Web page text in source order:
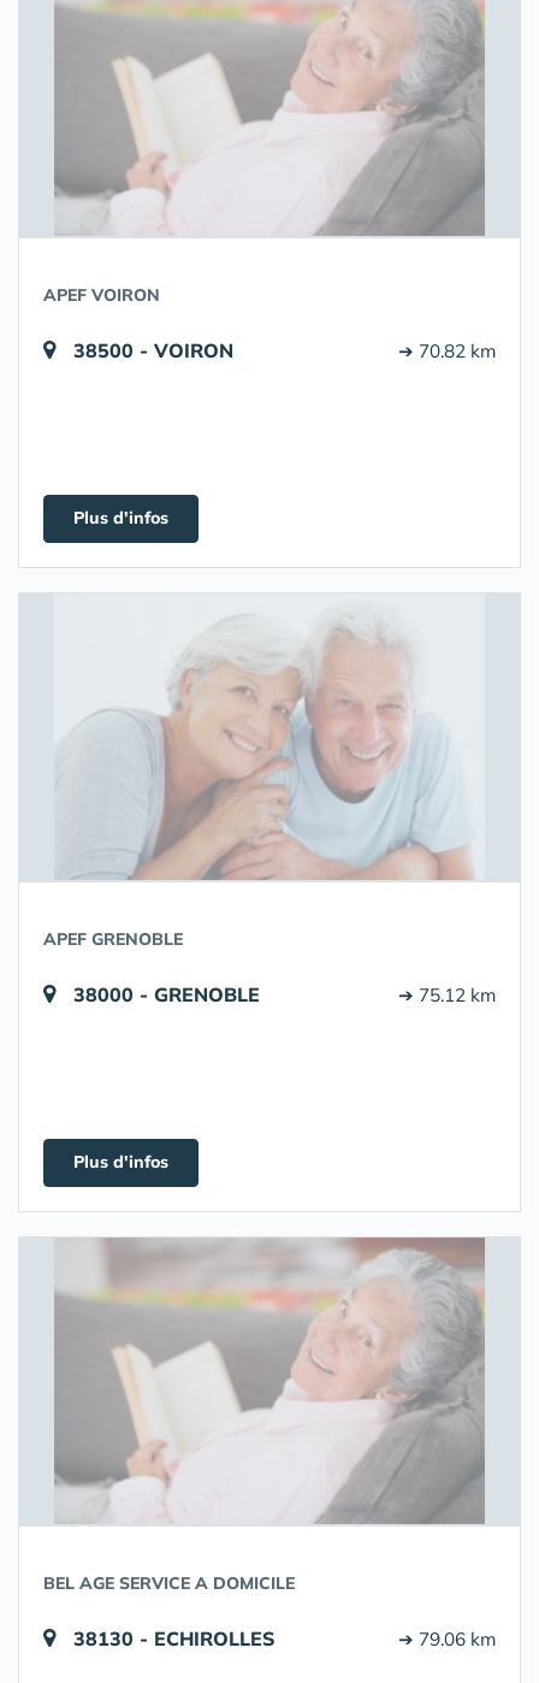
APEF VOIRON
38500 - VOIRON ➔ 70.82 km
Plus d'infos
APEF GRENOBLE
38000 - GRENOBLE ➔ 75.12 km
Plus d'infos
BEL AGE SERVICE A DOMICILE
38130 - ECHIROLLES ➔ 79.06 km